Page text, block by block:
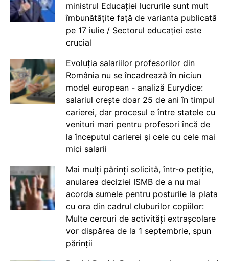
ministrul Educației lucrurile sunt mult
îmbunătățite față de varianta publicată
pe 17 iulie / Sectorul educației este
crucial
Evoluția salariilor profesorilor din
România nu se încadrează în niciun
model european - analiză Eurydice:
salariul crește doar 25 de ani în timpul
carierei, dar procesul e între statele cu
venituri mari pentru profesori încă de
la începutul carierei și cele cu cele mai
mici salarii
Mai mulți părinți solicită, într-o petiție,
anularea deciziei ISMB de a nu mai
acorda sumele pentru posturile la plata
cu ora din cadrul cluburilor copiilor:
Multe cercuri de activități extrașcolare
vor dispărea de la 1 septembrie, spun
părinții